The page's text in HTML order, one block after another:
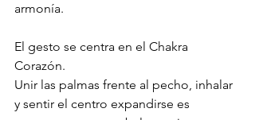
armonía.
El gesto se centra en el Chakra
Corazón.
Unir las palmas frente al pecho, inhalar
y sentir el centro expandirse es